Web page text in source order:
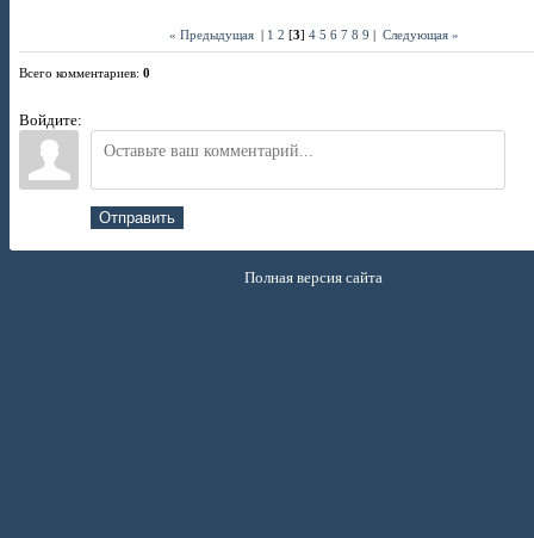
« Предыдущая 1 2 [3] 4 5 6 7 8 9 Следующая »
Всего комментариев: 0
Войдите:
Отправить
Полная версия сайта